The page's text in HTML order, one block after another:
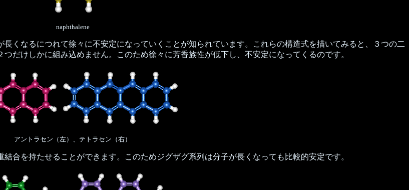
naphthalene
くなるにつれて徐々に不安定になっていくことが知られています。これらの構造式を描いてみると、３つの二
だけしかに組み込めません。このため徐々に芳香族性が低下し、不安定になってくるのです。
アントラセン（左）、テトラセン（右）
合を持たせることができます。このためジグザグ系列は分子が長くなっても比較的安定です。